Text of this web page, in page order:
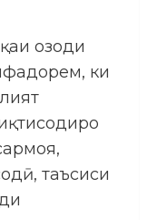
озоди
ки
таъсиси